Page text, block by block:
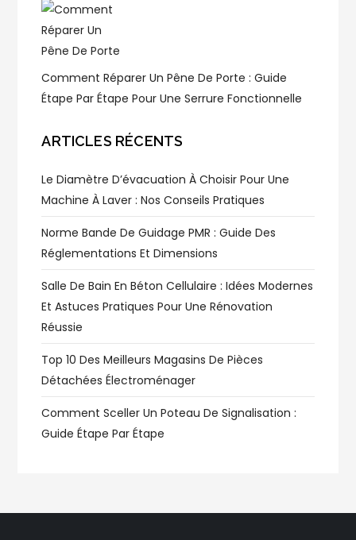
Comment Réparer Un Pêne De Porte : Guide
Étape Par Étape Pour Une Serrure Fonctionnelle
ARTICLES RÉCENTS
Le Diamètre D’évacuation À Choisir Pour Une
Machine À Laver : Nos Conseils Pratiques
Norme Bande De Guidage PMR : Guide Des
Réglementations Et Dimensions
Salle De Bain En Béton Cellulaire : Idées Modernes
Et Astuces Pratiques Pour Une Rénovation
Réussie
Top 10 Des Meilleurs Magasins De Pièces
Détachées Électroménager
Comment Sceller Un Poteau De Signalisation :
Guide Étape Par Étape